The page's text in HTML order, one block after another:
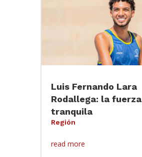
Luis Fernando Lara
Rodallega: la fuerza
tranquila
Región
read more